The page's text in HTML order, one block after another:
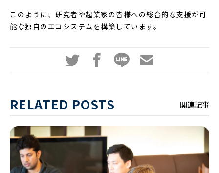
このように、研究者や起業家の皆様への総合的な支援が可
能な独自のエコシステムを構築しています。
RELATED POSTS 関連記事